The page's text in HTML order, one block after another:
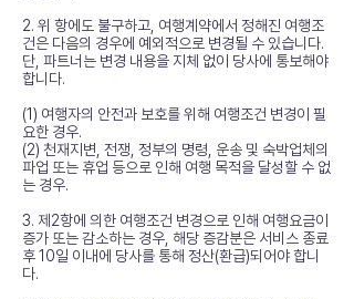
2. 위 항에도 불구하고, 여행계약에서 정해진 여행조
건은 다음의 경우에 예외적으로 변경될 수 있습니다.
단, 파트너는 변경 내용을 지체 없이 당사에 통보해야
합니다.
(1) 여행자의 안전과 보호를 위해 여행조건 변경이 필
요한 경우.
(2) 천재지변, 전쟁, 정부의 명령, 운송 및 숙박업체의
파업 또는 휴업 등으로 인해 여행 목적을 달성할 수 없
는 경우.
3. 제2항에 의한 여행조건 변경으로 인해 여행요금이
증가 또는 감소하는 경우, 해당 증감분은 서비스 종료
후 10일 이내에 당사를 통해 정산(환급)되어야 합니
다.